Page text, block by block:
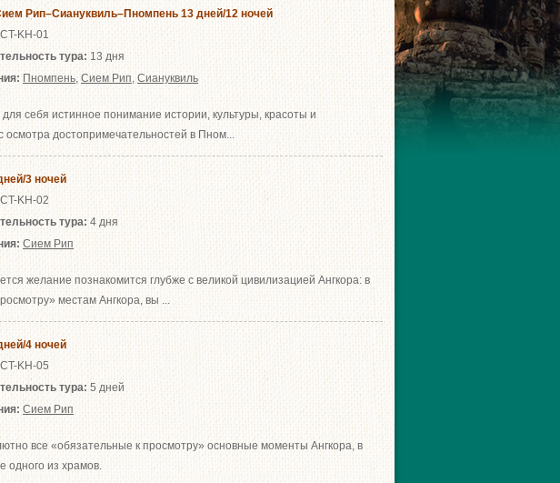
Рип–Сиануквиль–Пномпень 13 дней/12 ночей
KH-01
тура:13 дня
Пномпень, Сием Рип, Сиануквиль
себя истинное понимание истории, культуры, красоты и
достопримечательностей в Пном...
3 ночей
ICT-KH-02
тура:4 дня
Сием Рип
желание познакомится глубже с великой цивилизацией Ангкора: в
местам Ангкора, вы ...
4 ночей
KH-05
тура:5 дней
Сием Рип
все «обязательные к просмотру» основные моменты Ангкора, в
одного из храмов.